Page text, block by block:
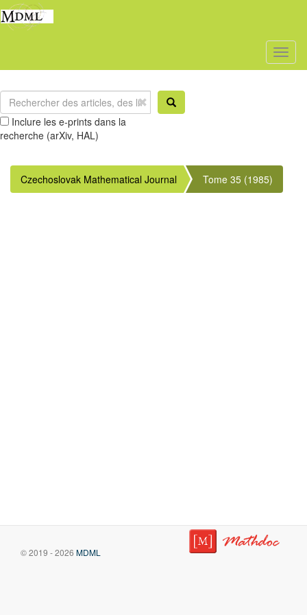
Inclure les e-prints dans la
recherche (arXiv, HAL)
Czechoslovak Mathematical Journal Tome 35 (1985)
© 2019 - 2026 MDML